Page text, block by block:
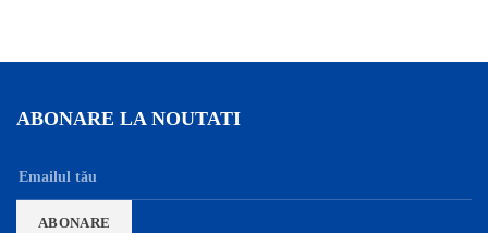
ABONARE LA NOUTATI